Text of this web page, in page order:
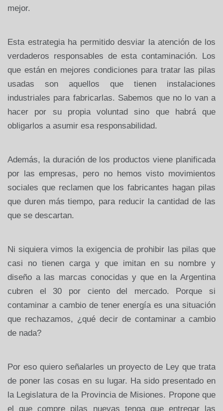
mejor.
Esta estrategia ha permitido desviar la atención de los
verdaderos responsables de esta contaminación. Los
que están en mejores condiciones para tratar las pilas
usadas son aquellos que tienen instalaciones
industriales para fabricarlas. Sabemos que no lo van a
hacer por su propia voluntad sino que habrá que
obligarlos a asumir esa responsabilidad.
Además, la duración de los productos viene planificada
por las empresas, pero no hemos visto movimientos
sociales que reclamen que los fabricantes hagan pilas
que duren más tiempo, para reducir la cantidad de las
que se descartan.
Ni siquiera vimos la exigencia de prohibir las pilas que
casi no tienen carga y que imitan en su nombre y
diseño a las marcas conocidas y que en la Argentina
cubren el 30 por ciento del mercado. Porque si
contaminar a cambio de tener energía es una situación
que rechazamos, ¿qué decir de contaminar a cambio
de nada?
Por eso quiero señalarles un proyecto de Ley que trata
de poner las cosas en su lugar. Ha sido presentado en
la Legislatura de la Provincia de Misiones. Propone que
el que compre pilas nuevas tenga que entregar las